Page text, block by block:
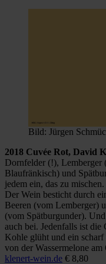
Bild: Jürgen
2018 Cuvée Rot, David
Dornfelder (!), Lemberger
Blaufränkisch) und
jedem ein, das zu
Der Wein besticht durch
Beeren (vom Lemberger)
(vom Spätburgunder).
auch bei. Jedenfalls ist
Kohle glüht und ein
von der Wassermelone
klenert-wein.de € 8,80